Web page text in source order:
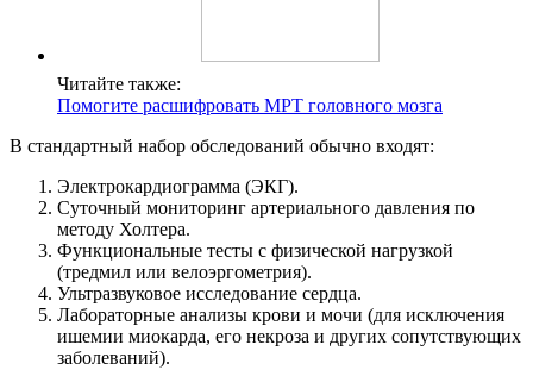
Читайте также:
Помогите расшифровать МРТ головного мозга
В стандартный набор обследований обычно входят:
Электрокардиограмма (ЭКГ).
Суточный мониторинг артериального давления по
методу Холтера.
Функциональные тесты с физической нагрузкой
(тредмил или велоэргометрия).
Ультразвуковое исследование сердца.
Лабораторные анализы крови и мочи (для исключения
ишемии миокарда, его некроза и других сопутствующих
заболеваний).